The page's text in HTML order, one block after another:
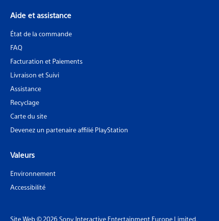
Aide et assistance
État de la commande
FAQ
Facturation et Paiements
Livraison et Suivi
Assistance
Recyclage
Carte du site
Devenez un partenaire affilié PlayStation
Valeurs
Environnement
Accessibilité
Site Web © 2026 Sony Interactive Entertainment Europe Limited.